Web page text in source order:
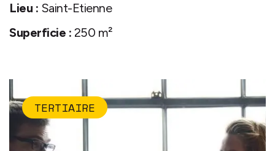
Lieu : Saint-Etienne
Superficie : 250 m²
TERTIAIRE